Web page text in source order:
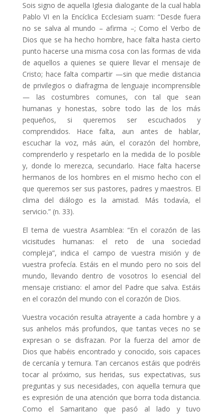
Sois signo de aquella Iglesia dialogante de la cual habla
Pablo VI en la Encíclica Ecclesiam suam: “Desde fuera
no se salva al mundo – afirma –; Como el Verbo de
Dios que se ha hecho hombre, hace falta hasta cierto
punto hacerse una misma cosa con las formas de vida
de aquellos a quienes se quiere llevar el mensaje de
Cristo; hace falta compartir —sin que medie distancia
de privilegios o diafragma de lenguaje incomprensible
— las costumbres comunes, con tal que sean
humanas y honestas, sobre todo las de los más
pequeños, si queremos ser escuchados y
comprendidos. Hace falta, aun antes de hablar,
escuchar la voz, más aún, el corazón del hombre,
comprenderlo y respetarlo en la medida de lo posible
y, donde lo merezca, secundarlo. Hace falta hacerse
hermanos de los hombres en el mismo hecho con el
que queremos ser sus pastores, padres y maestros. El
clima del diálogo es la amistad. Más todavía, el
servicio.” (n. 33).
El tema de vuestra Asamblea: “En el corazón de las
vicisitudes humanas: el reto de una sociedad
compleja”, indica el campo de vuestra misión y de
vuestra profecía. Estáis en el mundo pero no sois del
mundo, llevando dentro de vosotros lo esencial del
mensaje cristiano: el amor del Padre que salva. Estáis
en el corazón del mundo con el corazón de Dios.
Vuestra vocación resulta atrayente a cada hombre y a
sus anhelos más profundos, que tantas veces no se
expresan o se disfrazan. Por la fuerza del amor de
Dios que habéis encontrado y conocido, sois capaces
de cercanía y ternura. Tan cercanos estáis que podréis
tocar al próximo, sus heridas, sus expectativas, sus
preguntas y sus necesidades, con aquella ternura que
es expresión de una atención que borra toda distancia.
Como el Samaritano que pasó al lado y tuvo